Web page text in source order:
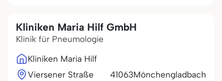
Kliniken Maria Hilf GmbH
Klinik für Pneumologie
Kliniken Maria Hilf
Viersener Straße
41063Mönchengladbach